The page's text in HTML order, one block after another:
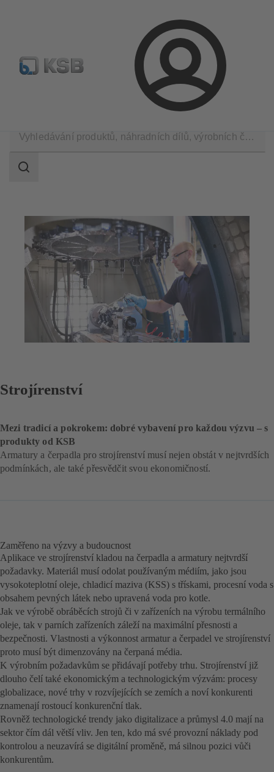
Přihlášení
Najít standardní výrobek BIM a CAD Nástroje pro
Strojírenství
vyhledávání
Rozsah
Strojírenství
Mezi tradicí a pokrokem: dobré vybavení pro každou výzvu – s
produkty od KSB
Armatury a čerpadla pro strojírenství musí nejen obstát v nejtvrdších
podmínkách, ale také přesvědčit svou ekonomičností.
Zaměřeno na výzvy a budoucnost
Aplikace ve strojírenství kladou na čerpadla a armatury nejtvrdší
požadavky. Materiál musí odolat používaným médiím, jako jsou
vysokoteplotní oleje, chladicí maziva (KSS) s třískami, procesní voda s
obsahem pevných látek nebo upravená voda pro kotle.
Jak ve výrobě obráběcích strojů či v zařízeních na výrobu termálního
oleje, tak v parních zařízeních záleží na maximální přesnosti a
bezpečnosti. Vlastnosti a výkonnost armatur a čerpadel ve strojírenství
proto musí být dimenzovány na čerpaná média.
K výrobním požadavkům se přidávají potřeby trhu. Strojírenství již
dlouho čelí také ekonomickým a technologickým výzvám: procesy
globalizace, nové trhy v rozvíjejících se zemích a noví konkurenti
znamenají rostoucí konkurenční tlak.
Rovněž technologické trendy jako digitalizace a průmysl 4.0 mají na
sektor čím dál větší vliv. Jen ten, kdo má své provozní náklady pod
kontrolou a neuzavírá se digitální proměně, má silnou pozici vůči
konkurentům.